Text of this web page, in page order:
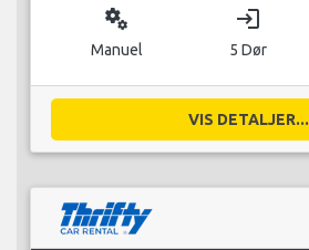
miscellaneous_services
Manuel
login
5 Dør
VIS DETALJER...